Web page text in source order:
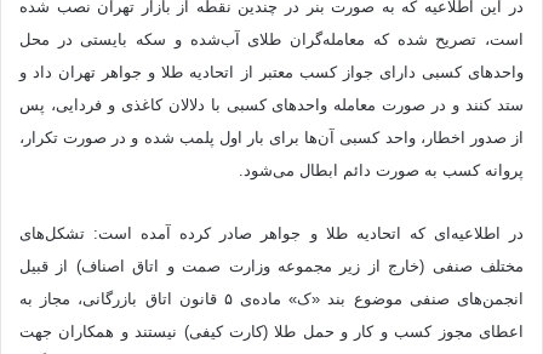
در این اطلاعیه که به صورت بنر در چندین نقطه از بازار تهران نصب شده
است، تصریح شده که معامله‌گران طلای آب‌شده و سکه بایستی در محل
واحدهای کسبی دارای جواز کسب معتبر از اتحادیه طلا و جواهر تهران داد و
ستد کنند و در صورت معامله واحدهای کسبی با دلالان کاغذی و فردایی، پس
از صدور اخطار، واحد کسبی آن‌ها برای بار اول پلمب شده و در صورت تکرار،
پروانه کسب به صورت دائم ابطال می‌شود.
در اطلاعیه‌ای که اتحادیه طلا و جواهر صادر کرده آمده است: تشکل‌های
مختلف صنفی (خارج از زیر مجموعه وزارت صمت و اتاق اصناف) از قبیل
انجمن‌های صنفی موضوع بند «ک» ماده‌ی ۵ قانون اتاق بازرگانی، مجاز به
اعطای مجوز کسب و کار و حمل طلا (کارت کیفی) نیستند و همکاران جهت